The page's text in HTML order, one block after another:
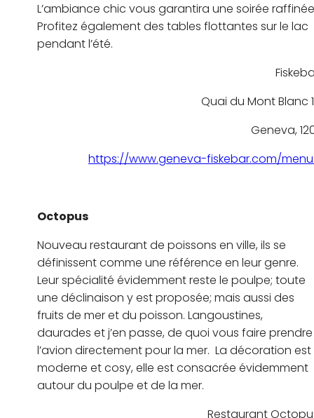
L’ambiance chic vous garantira une soirée
Profitez également des tables flottantes sur le lac
pendant l’été.
Quai du Mont Blanc
Geneva,
https://www.geneva-fiskebar.com/
Octopus
Nouveau restaurant de poissons en ville, ils se
définissent comme une référence en leur genre.
Leur spécialité évidemment reste le poulpe; toute
une déclinaison y est proposée; mais aussi des
fruits de mer et du poisson. Langoustines,
daurades et j’en passe, de quoi vous faire prendre
l’avion directement pour la mer. La décoration est
moderne et cosy, elle est consacrée évidemment
autour du poulpe et de la mer.
Restaurant